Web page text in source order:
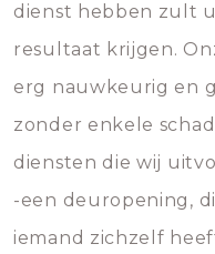
dienst hebben zult
resultaat krijgen.
erg nauwkeurig en
zonder enkele
diensten die wij
-een deuropening,
iemand zichzelf